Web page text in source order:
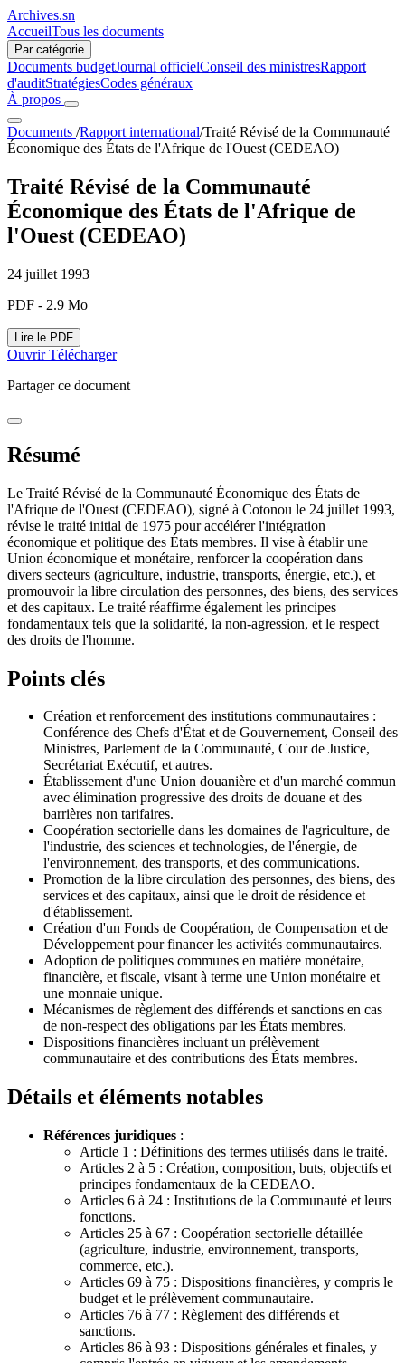
Archives.sn
AccueilTous les documents
Par catégorie
Documents budgetJournal officielConseil des ministresRapport
d'auditStratégiesCodes généraux
À propos
Documents /Rapport international/Traité Révisé de la Communauté
Économique des États de l'Afrique de l'Ouest (CEDEAO)
Traité Révisé de la Communauté
Économique des États de l'Afrique de
l'Ouest (CEDEAO)
24 juillet 1993
PDF - 2.9 Mo
Lire le PDF
OuvrirTélécharger
Partager ce document
Résumé
Le Traité Révisé de la Communauté Économique des États de
l'Afrique de l'Ouest (CEDEAO), signé à Cotonou le 24 juillet 1993,
révise le traité initial de 1975 pour accélérer l'intégration
économique et politique des États membres. Il vise à établir une
Union économique et monétaire, renforcer la coopération dans
divers secteurs (agriculture, industrie, transports, énergie, etc.), et
promouvoir la libre circulation des personnes, des biens, des services
et des capitaux. Le traité réaffirme également les principes
fondamentaux tels que la solidarité, la non-agression, et le respect
des droits de l'homme.
Points clés
Création et renforcement des institutions communautaires :
Conférence des Chefs d'État et de Gouvernement, Conseil des
Ministres, Parlement de la Communauté, Cour de Justice,
Secrétariat Exécutif, et autres.
Établissement d'une Union douanière et d'un marché commun
avec élimination progressive des droits de douane et des
barrières non tarifaires.
Coopération sectorielle dans les domaines de l'agriculture, de
l'industrie, des sciences et technologies, de l'énergie, de
l'environnement, des transports, et des communications.
Promotion de la libre circulation des personnes, des biens, des
services et des capitaux, ainsi que le droit de résidence et
d'établissement.
Création d'un Fonds de Coopération, de Compensation et de
Développement pour financer les activités communautaires.
Adoption de politiques communes en matière monétaire,
financière, et fiscale, visant à terme une Union monétaire et
une monnaie unique.
Mécanismes de règlement des différends et sanctions en cas
de non-respect des obligations par les États membres.
Dispositions financières incluant un prélèvement
communautaire et des contributions des États membres.
Détails et éléments notables
Références juridiques :
Article 1 : Définitions des termes utilisés dans le traité.
Articles 2 à 5 : Création, composition, buts, objectifs et
principes fondamentaux de la CEDEAO.
Articles 6 à 24 : Institutions de la Communauté et leurs
fonctions.
Articles 25 à 67 : Coopération sectorielle détaillée
(agriculture, industrie, environnement, transports,
commerce, etc.).
Articles 69 à 75 : Dispositions financières, y compris le
budget et le prélèvement communautaire.
Articles 76 à 77 : Règlement des différends et
sanctions.
Articles 86 à 93 : Dispositions générales et finales, y